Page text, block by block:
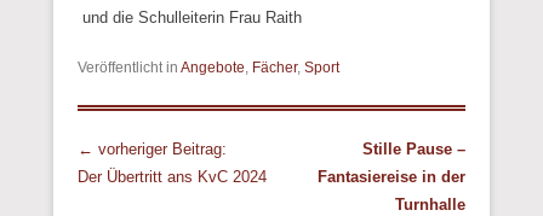
und die Schulleiterin Frau Raith
Veröffentlicht in Angebote Fächer, Sport
Beitrags Übersicht
← vorheriger Beitrag:
Der Übertritt ans KvC 2024
Stille Pause –
Fantasiereise in der
Turnhalle